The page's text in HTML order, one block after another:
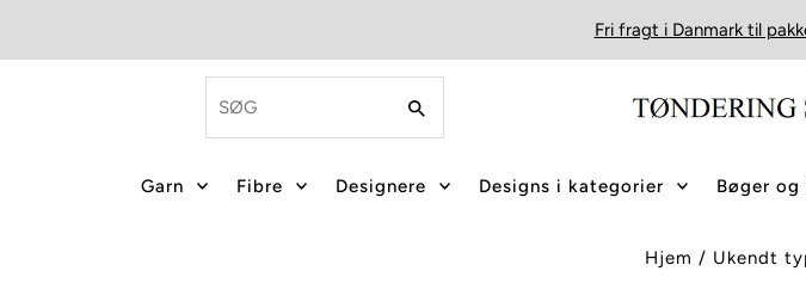
Fri fragt i Danmark til
Garn Fibre Designere Designs i kategorier Bøger
Hjem / Ukendt